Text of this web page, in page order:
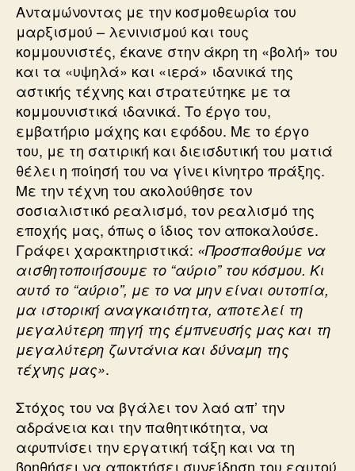
Ανταμώνοντας με την κοσμοθεωρία του
μαρξισμού – λενινισμού και τους
κομμουνιστές, έκανε στην άκρη τη «βολή» του
και τα «υψηλά» και «ιερά» ιδανικά της
αστικής τέχνης και στρατεύτηκε με τα
κομμουνιστικά ιδανικά. Το έργο του,
εμβατήριο μάχης και εφόδου. Με το έργο
του, με τη σατιρική και διεισδυτική του ματιά
θέλει η ποίησή του να γίνει κίνητρο πράξης.
Με την τέχνη του ακολούθησε τον
σοσιαλιστικό ρεαλισμό, τον ρεαλισμό της
εποχής μας, όπως ο ίδιος τον αποκαλούσε.
Γράφει χαρακτηριστικά: «Προσπαθούμε να
αισθητοποιήσουμε το “αύριο” του κόσμου. Κι
αυτό το “αύριο”, με το να μην είναι ουτοπία,
μα ιστορική αναγκαιότητα, αποτελεί τη
μεγαλύτερη πηγή της έμπνευσής μας και τη
μεγαλύτερη ζωντάνια και δύναμη της
τέχνης μας».
Στόχος του να βγάλει τον λαό απ’ την
αδράνεια και την παθητικότητα, να
αφυπνίσει την εργατική τάξη και να τη
βοηθήσει να αποκτήσει συνείδηση του εαυτού